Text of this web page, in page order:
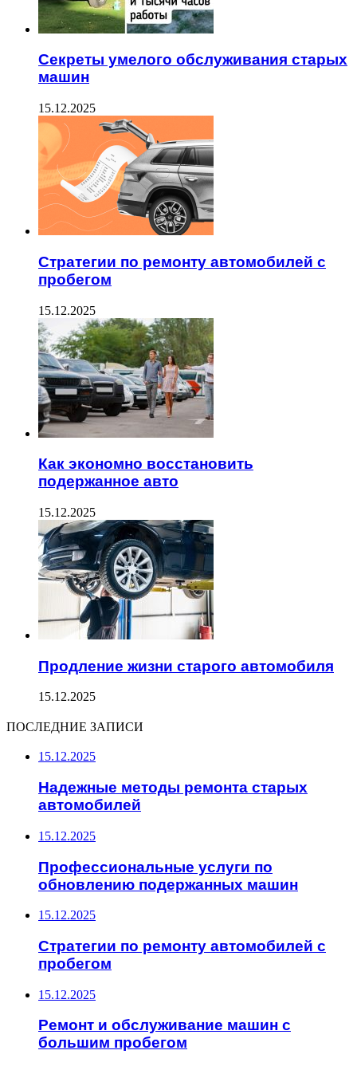
Секреты умелого обслуживания старых
машин
15.12.2025
Стратегии по ремонту автомобилей с
пробегом
15.12.2025
Как экономно восстановить
подержанное авто
15.12.2025
Продление жизни старого автомобиля
15.12.2025
ПОСЛЕДНИЕ ЗАПИСИ
15.12.2025
Надежные методы ремонта старых
автомобилей
15.12.2025
Профессиональные услуги по
обновлению подержанных машин
15.12.2025
Стратегии по ремонту автомобилей с
пробегом
15.12.2025
Ремонт и обслуживание машин с
большим пробегом